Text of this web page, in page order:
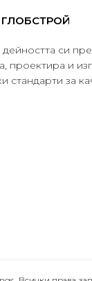
си
проектира и
стандарти за